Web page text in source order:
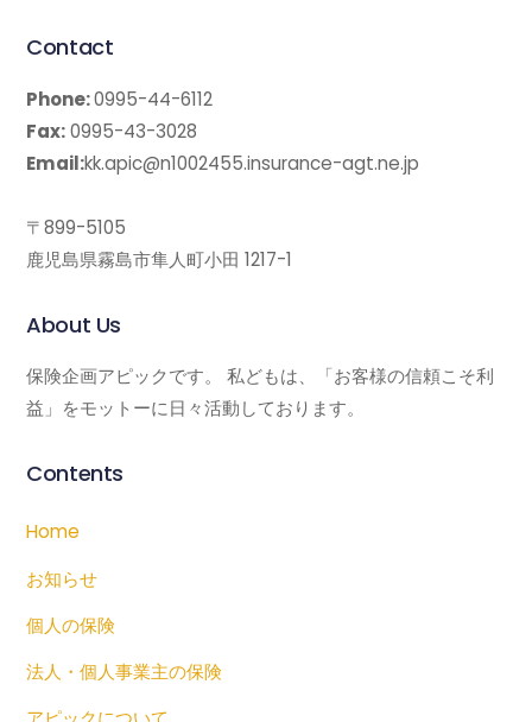
Contact
Phone:0995-44-6112
Fax:0995-43-3028
Email:kk.apic@n1002455.insurance-agt.ne.jp
〒899-5105
鹿児島県霧島市隼人町小田 1217-1
About Us
保険企画アピックです。 私どもは、「お客様の信頼こそ利
益」をモットーに日々活動しております。
Contents
Home
お知らせ
個人の保険
法人・個人事業主の保険